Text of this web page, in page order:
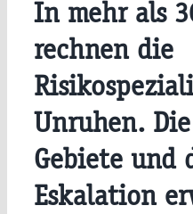
In mehr als
rechnen die
Unruhen.
Gebiete und
Eskalation